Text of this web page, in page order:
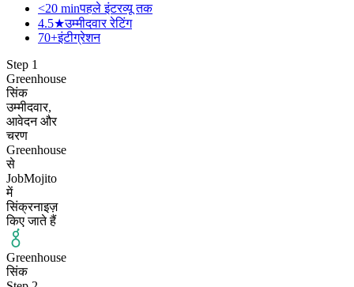
<20 minपहले इंटरव्यू तक
4.5★उम्मीदवार रेटिंग
70+इंटीग्रेशन
Step 1
Greenhouse
सिंक
उम्मीदवार,
आवेदन और
चरण
Greenhouse
से
JobMojito
में
सिंक्रनाइज़
किए जाते हैं
Greenhouse
सिंक